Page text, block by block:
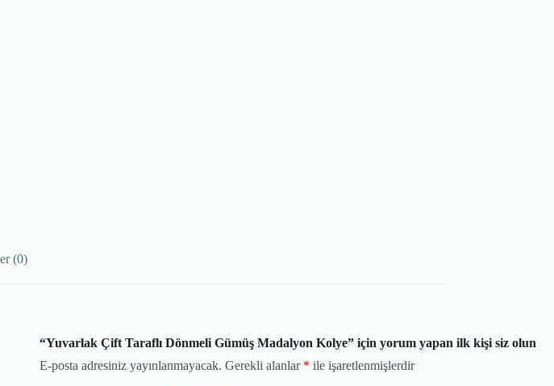
(0)
“Yuvarlak Çift Taraflı Dönmeli Gümüş Madalyon Kolye” için yorum yapan ilk kişi siz olun
E-posta adresiniz yayınlanmayacak. Gerekli alanlar * ile işaretlenmişlerdir